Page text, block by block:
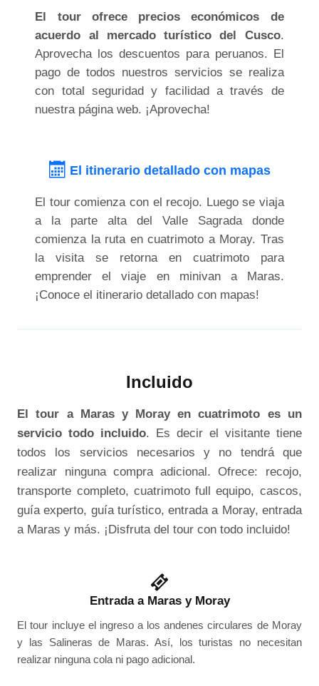
El tour ofrece precios económicos de
acuerdo al mercado turístico del Cusco.
Aprovecha los descuentos para peruanos. El
pago de todos nuestros servicios se realiza
con total seguridad y facilidad a través de
nuestra página web. ¡Aprovecha!
El itinerario detallado con mapas
El tour comienza con el recojo. Luego se viaja
a la parte alta del Valle Sagrada donde
comienza la ruta en cuatrimoto a Moray. Tras
la visita se retorna en cuatrimoto para
emprender el viaje en minivan a Maras.
¡Conoce el itinerario detallado con mapas!
Incluido
El tour a Maras y Moray en cuatrimoto es un
servicio todo incluido. Es decir el visitante tiene
todos los servicios necesarios y no tendrá que
realizar ninguna compra adicional. Ofrece: recojo,
transporte completo, cuatrimoto full equipo, cascos,
guía experto, guía turístico, entrada a Moray, entrada
a Maras y más. ¡Disfruta del tour con todo incluido!
Entrada a Maras y Moray
El tour incluye el ingreso a los andenes circulares de Moray
y las Salineras de Maras. Así, los turistas no necesitan
realizar ninguna cola ni pago adicional.